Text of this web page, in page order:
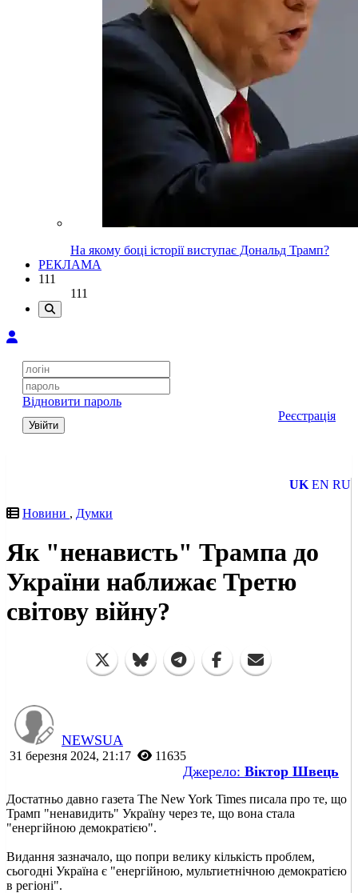
На якому боці історії виступає Дональд Трамп?
РЕКЛАМА
111
111
Відновити пароль
Увійти
Реєстрація
UK EN RU
Новини , Думки
Як "ненависть" Трампа до
України наближає Третю
світову війну?
NEWSUA
31 березня 2024, 21:17 11635
Джерело: Віктор Швець
Достатньо давно газета The New York Times писалa про те, що
Трамп "ненавидить" Україну через те, що вона стала
"енергійною демократією".
Видання зазначало, що попри велику кількість проблем,
сьогодні Україна є "енергійною, мультиетнічною демократією
в регіоні".